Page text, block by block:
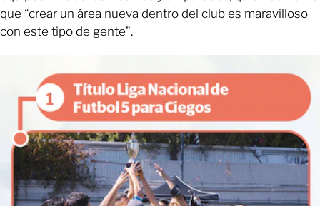
que “crear un área nueva dentro del club es maravilloso
con este tipo de gente”.